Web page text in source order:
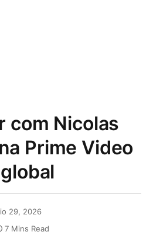
com Nicolas
Prime Video
29, 2026
7 Mins Read